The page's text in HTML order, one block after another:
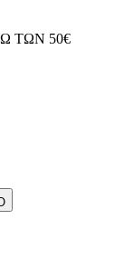
ΤΩΝ 50€